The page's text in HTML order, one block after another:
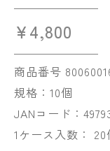
¥4,800
商品番号
規格：10個
JANコード：
1ケース入数： 20